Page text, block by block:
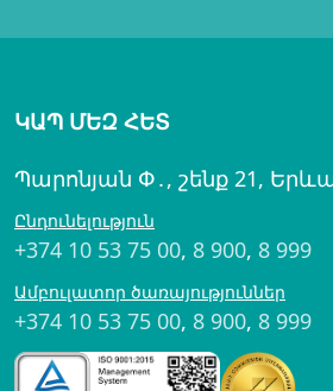
ԿԱՊ ՄԵԶ ՀԵՏ
Պարոնյան Փ․, շենք 21,
Ընդունելություն
+374 10 53 75 00, 8 900, 8 999
Ամբուլատոր ծառայություններ
+374 10 53 75 00, 8 900, 8 999